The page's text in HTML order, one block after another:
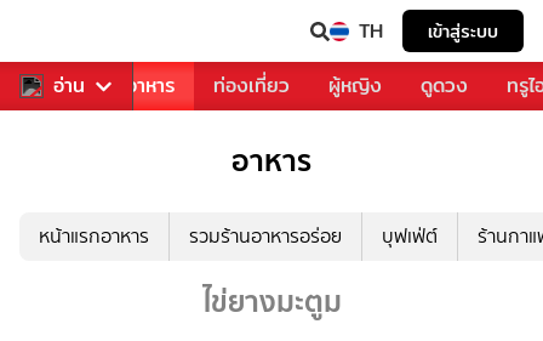
TH เข้าสู่ระบบ
อ่าน
การเพลง อาหาร ท่องเที่ยว ผู้หญิง ดูดวง ทรู
อาหาร
หน้าแรกอาหาร รวมร้านอาหารอร่อย บุฟเฟ่ต์ ร้านกา
ไข่ยางมะตูม